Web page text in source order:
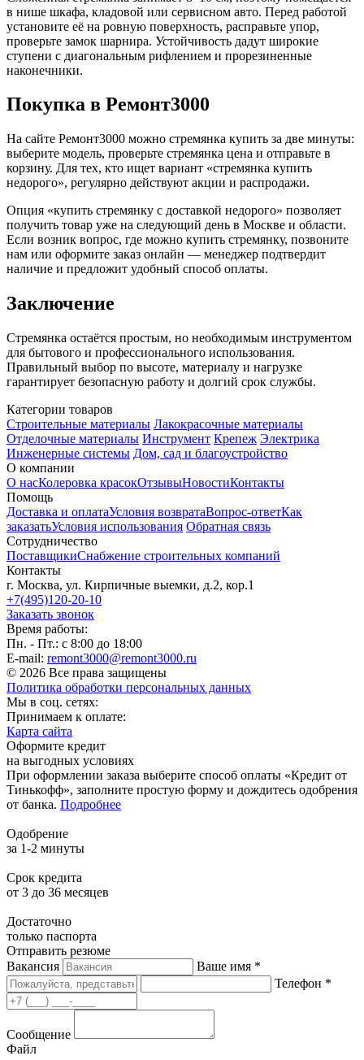
в нише шкафа, кладовой или сервисном авто. Перед работой
установите её на ровную поверхность, расправьте упор,
проверьте замок шарнира. Устойчивость дадут широкие
ступени с диагональным рифлением и прорезиненные
наконечники.
Покупка в Ремонт3000
На сайте Ремонт3000 можно стремянка купить за две минуты:
выберите модель, проверьте стремянка цена и отправьте в
корзину. Для тех, кто ищет вариант «стремянка купить
недорого», регулярно действуют акции и распродажи.
Опция «купить стремянку с доставкой недорого» позволяет
получить товар уже на следующий день в Москве и области.
Если возник вопрос, где можно купить стремянку, позвоните
нам или оформите заказ онлайн — менеджер подтвердит
наличие и предложит удобный способ оплаты.
Заключение
Стремянка остаётся простым, но необходимым инструментом
для бытового и профессионального использования.
Правильный выбор по высоте, материалу и нагрузке
гарантирует безопасную работу и долгий срок службы.
Категории товаров
Строительные материалы Лакокрасочные материалы
Отделочные материалы Инструмент Крепеж Электрика
Инженерные системы Дом, сад и благоустройство
О компании
О насКолеровка красокОтзывыНовостиКонтакты
Помощь
Доставка и оплатаУсловия возвратаВопрос-ответКак
заказатьУсловия использования Обратная связь
Сотрудничество
ПоставщикиСнабжение строительных компаний
Контакты
г. Москва, ул. Кирпичные выемки, д.2, кор.1
+7(495)120-20-10
Заказать звонок
Время работы:
Пн. - Пт.: с 8:00 до 18:00
E-mail: remont3000@remont3000.ru
© 2026 Все права защищены
Политика обработки персональных данных
Мы в соц. сетях:
Принимаем к оплате:
Карта сайта
Оформите кредит
на выгодных условиях
При оформлении заказа выберите способ оплаты «Кредит от
Тинькофф», заполните простую форму и дождитесь одобрения
от банка. Подробнее
Одобрение
за 1-2 минуты
Срок кредита
от 3 до 36 месяцев
Достаточно
только паспорта
Отправить резюме
Вакансия
Ваше имя *
Телефон *
Сообщение
Файл